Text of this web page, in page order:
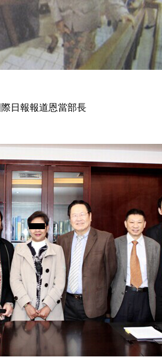
日報報道恩當部長